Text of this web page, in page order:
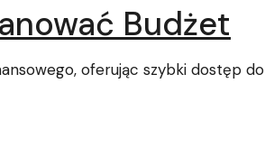
Budżet
oferując szybki dostęp do